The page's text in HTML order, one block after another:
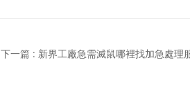
下一篇 : 新界工廠急需滅鼠哪裡找加急處理